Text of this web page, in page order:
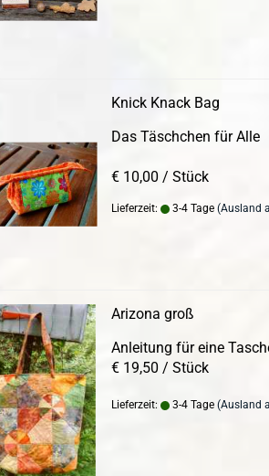
Knick Knack Bag
Das Täschchen für Alle
€ 10,00 / Stück
Lieferzeit: 3-4 Tage (Ausland
Arizona groß
Anleitung für eine
€ 19,50 / Stück
Lieferzeit: 3-4 Tage (Ausland